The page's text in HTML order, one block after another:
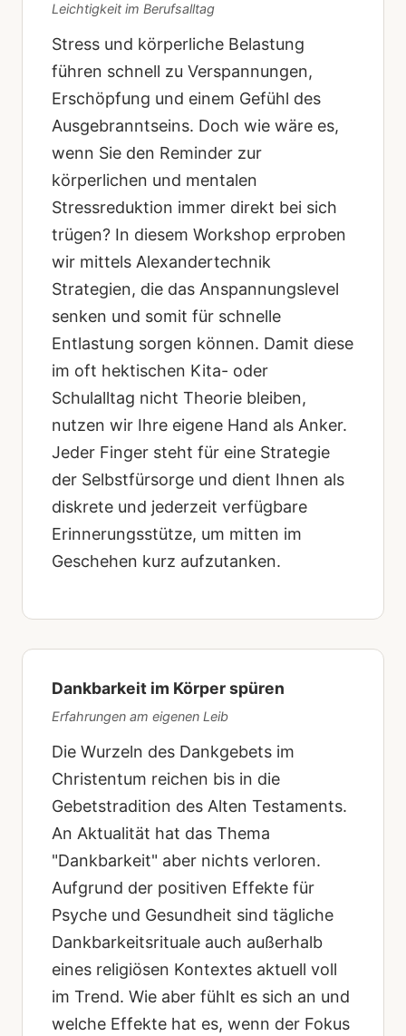
Leichtigkeit im Berufsalltag
Stress und körperliche Belastung
führen schnell zu Verspannungen,
Erschöpfung und einem Gefühl des
Ausgebranntseins. Doch wie wäre es,
wenn Sie den Reminder zur
körperlichen und mentalen
Stressreduktion immer direkt bei sich
trügen? In diesem Workshop erproben
wir mittels Alexandertechnik
Strategien, die das Anspannungslevel
senken und somit für schnelle
Entlastung sorgen können. Damit diese
im oft hektischen Kita- oder
Schulalltag nicht Theorie bleiben,
nutzen wir Ihre eigene Hand als Anker.
Jeder Finger steht für eine Strategie
der Selbstfürsorge und dient Ihnen als
diskrete und jederzeit verfügbare
Erinnerungsstütze, um mitten im
Geschehen kurz aufzutanken.
Dankbarkeit im Körper spüren
Erfahrungen am eigenen Leib
Die Wurzeln des Dankgebets im
Christentum reichen bis in die
Gebetstradition des Alten Testaments.
An Aktualität hat das Thema
"Dankbarkeit" aber nichts verloren.
Aufgrund der positiven Effekte für
Psyche und Gesundheit sind tägliche
Dankbarkeitsrituale auch außerhalb
eines religiösen Kontextes aktuell voll
im Trend. Wie aber fühlt es sich an und
welche Effekte hat es, wenn der Fokus